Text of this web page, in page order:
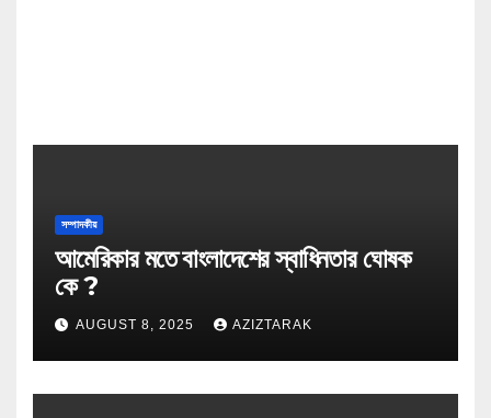
সম্পাদকীয়
আমেরিকার মতে বাংলাদেশের স্বাধিনতার ঘোষক
কে ?
AUGUST 8, 2025 AZIZTARAK